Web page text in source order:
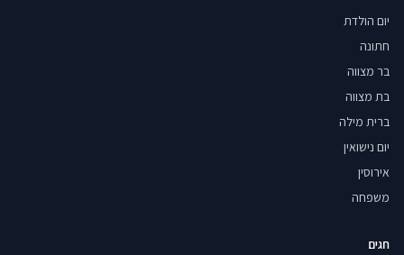
יום הולדת
חתונה
בר מצווה
בת מצווה
ברית מילה
יום נישואין
אירוסין
משפחה
חגים